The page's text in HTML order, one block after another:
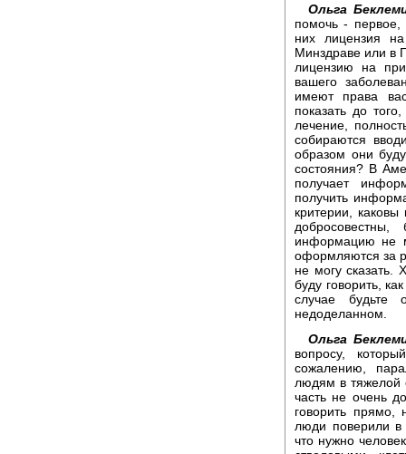
Ольга
помочь - первое,
них лицензия
Минздраве или в
лицензию на
вашего
имеют права
показать до
лечение,
собираются
образом они
состояния? В
получает
получить
критерии,
информацию не
оформляются за
не могу сказать.
буду говорить,
случае будьте
недоделанном.
Ольга
вопросу,
сожалению,
людям в тяжелой
часть не очень
говорить прямо,
люди поверили
что нужно